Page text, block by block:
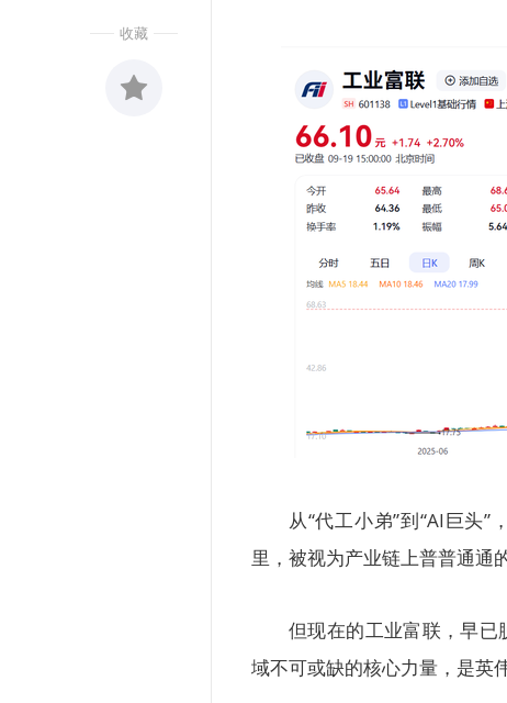
收藏
从“代工小弟”到“AI巨头
里，被视为产业链上普普通通
但现在的工业富联，早
域不可或缺的核心力量，是英